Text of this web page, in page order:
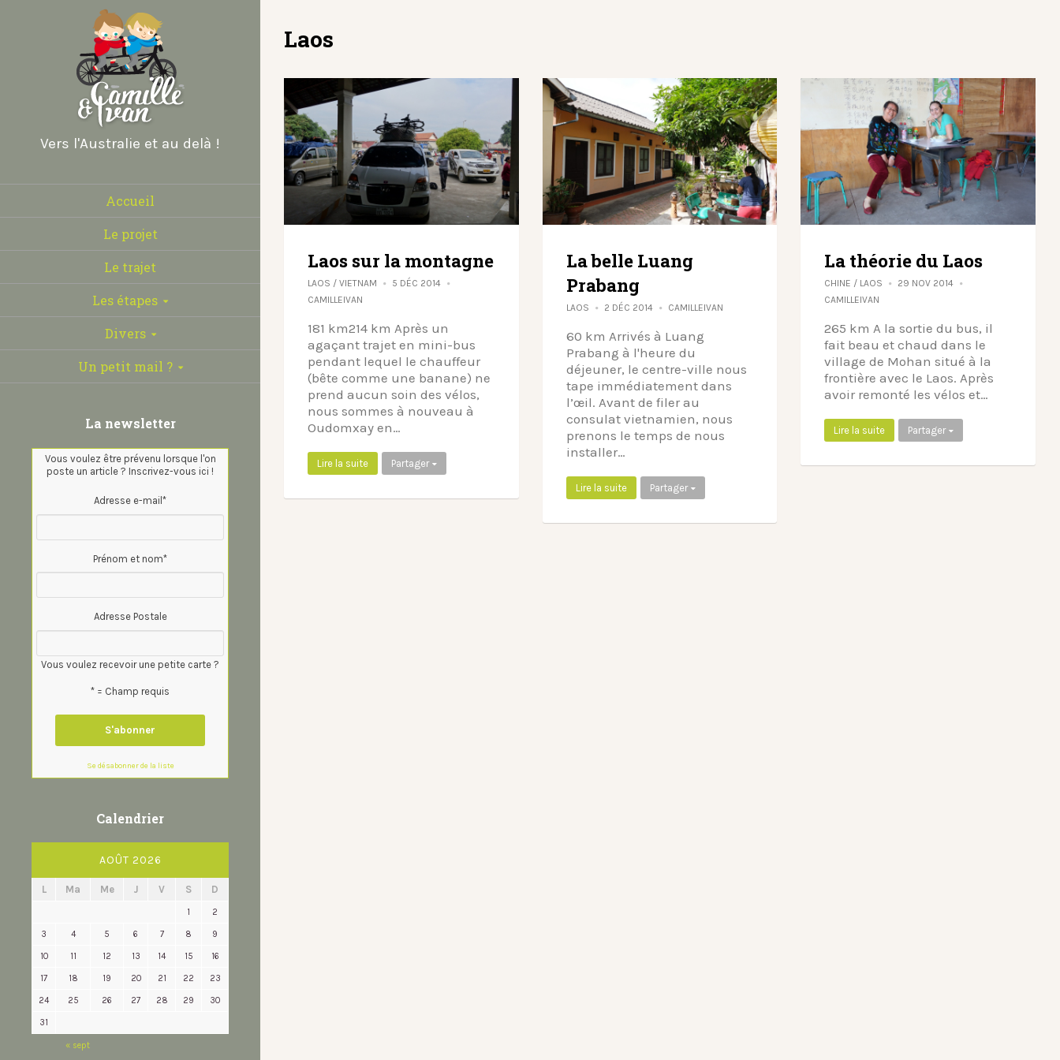
Vers l'Australie et au delà !
Accueil
Le projet
Le trajet
Les étapes
Divers
Un petit mail ?
La newsletter
Vous voulez être prévenu lorsque l'on
poste un article ? Inscrivez-vous ici !
Adresse e-mail *
Prénom et nom*
Adresse Postale
Vous voulez recevoir une petite carte ?
* = Champ requis
Se désabonner de la liste
Calendrier
AOÛT 2026
L Ma Me J V S D
« sept
1 2
3 4 5 6 7 8 9
10 11 12 13 14 15 16
17 18 19 20 21 22 23
24 25 26 27 28 29 30
31
Laos
Laos sur la montagne
LAOS / VIETNAM
5 DÉC 2014
CAMILLEIVAN
181 km214 km Après un
agaçant trajet en mini-bus
pendant lequel le chauffeur
(bête comme une banane) ne
prend aucun soin des vélos,
nous sommes à nouveau à
Oudomxay en…
Lire la suite Partager
La belle Luang
Prabang
LAOS 2 DÉC 2014 CAMILLEIVAN
60 km Arrivés à Luang
Prabang à l'heure du
déjeuner, le centre-ville nous
tape immédiatement dans
l’œil. Avant de filer au
consulat vietnamien, nous
prenons le temps de nous
installer…
Lire la suite Partager
La théorie du Laos
CHINE / LAOS
29 NOV 2014
CAMILLEIVAN
265 km A la sortie du bus, il
fait beau et chaud dans le
village de Mohan situé à la
frontière avec le Laos. Après
avoir remonté les vélos et…
Lire la suite Partager